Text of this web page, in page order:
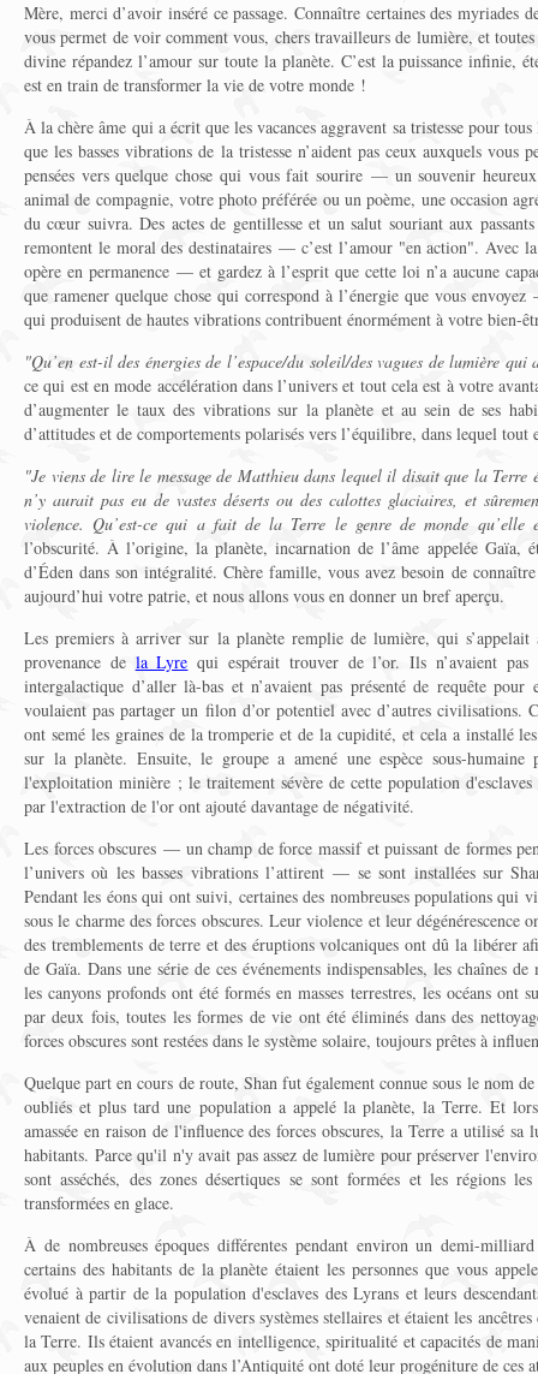
Mère, merci d’avoir inséré ce passage. Connaître certaines des myriades
vous permet de voir comment vous, chers travailleurs de lumière, et
divine répandez l’amour sur toute la planète. C’est la puissance infinie,
est en train de transformer la vie de votre monde !
À la chère âme qui a écrit que les vacances aggravent sa tristesse pour
que les basses vibrations de la tristesse n’aident pas ceux auxquels vous
pensées vers quelque chose qui vous fait sourire — un souvenir
animal de compagnie, votre photo préférée ou un poème, une occasion
du cœur suivra. Des actes de gentillesse et un salut souriant aux
remontent le moral des destinataires — c’est l’amour "en action". Avec
opère en permanence — et gardez à l’esprit que cette loi n’a aucune
que ramener quelque chose qui correspond à l’énergie que vous
qui produisent de hautes vibrations contribuent énormément à votre bien-
"Qu’en est-il des énergies de l’espace/du soleil/des vagues de lumière
ce qui est en mode accélération dans l’univers et tout cela est à votre
d’augmenter le taux des vibrations sur la planète et au sein de ses
d’attitudes et de comportements polarisés vers l’équilibre, dans lequel tout
"Je viens de lire le message de Matthieu dans lequel il disait que la
n’y aurait pas eu de vastes déserts ou des calottes glaciaires, et
violence. Qu’est-ce qui a fait de la Terre le genre de monde qu’elle
l’obscurité. À l’origine, la planète, incarnation de l’âme appelée Gaïa,
d’Éden dans son intégralité. Chère famille, vous avez besoin de
aujourd’hui votre patrie, et nous allons vous en donner un bref aperçu.
Les premiers à arriver sur la planète remplie de lumière, qui
provenance de la Lyre qui espérait trouver de l’or. Ils n’avaient pas
intergalactique d’aller là-bas et n’avaient pas présenté de requête
voulaient pas partager un filon d’or potentiel avec d’autres civilisations.
ont semé les graines de la tromperie et de la cupidité, et cela a installé
sur la planète. Ensuite, le groupe a amené une espèce sous-
l'exploitation minière ; le traitement sévère de cette population d'esclaves
par l'extraction de l'or ont ajouté davantage de négativité.
Les forces obscures — un champ de force massif et puissant de formes
l’univers où les basses vibrations l’attirent — se sont installées sur
Pendant les éons qui ont suivi, certaines des nombreuses populations qui
sous le charme des forces obscures. Leur violence et leur dégénérescence
des tremblements de terre et des éruptions volcaniques ont dû la libérer
de Gaïa. Dans une série de ces événements indispensables, les chaînes
les canyons profonds ont été formés en masses terrestres, les océans ont
par deux fois, toutes les formes de vie ont été éliminés dans des
forces obscures sont restées dans le système solaire, toujours prêtes à
Quelque part en cours de route, Shan fut également connue sous le nom
oubliés et plus tard une population a appelé la planète, la Terre. Et
amassée en raison de l'influence des forces obscures, la Terre a utilisé
habitants. Parce qu'il n'y avait pas assez de lumière pour préserver
sont asséchés, des zones désertiques se sont formées et les régions
transformées en glace.
À de nombreuses époques différentes pendant environ un demi-
certains des habitants de la planète étaient les personnes que vous
évolué à partir de la population d'esclaves des Lyrans et leurs
venaient de civilisations de divers systèmes stellaires et étaient les
la Terre. Ils étaient avancés en intelligence, spiritualité et capacités de
aux peuples en évolution dans l’Antiquité ont doté leur progéniture de ces